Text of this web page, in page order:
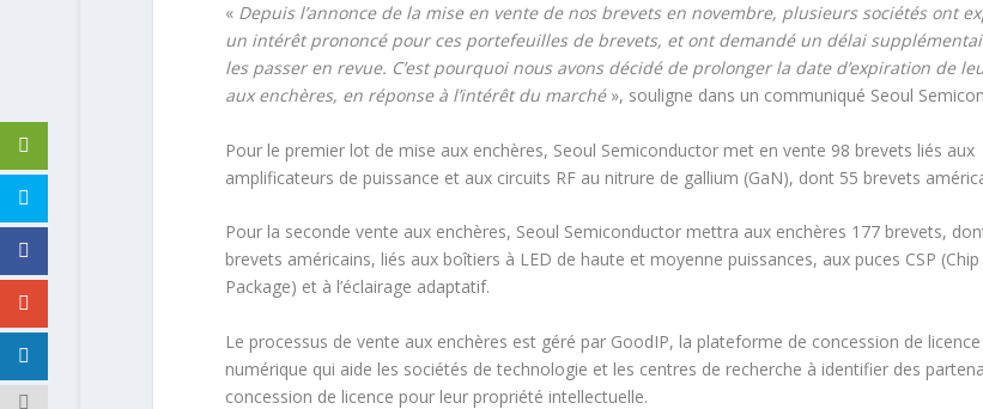
« Depuis l’annonce de la mise en vente de nos brevets en novembre, plusieurs sociétés ont
un intérêt prononcé pour ces portefeuilles de brevets, et ont demandé un délai
les passer en revue. C’est pourquoi nous avons décidé de prolonger la date d’expiration de
aux enchères, en réponse à l’intérêt du marché», souligne dans un communiqué Seoul
Pour le premier lot de mise aux enchères, Seoul Semiconductor met en vente 98 brevets liés aux
amplificateurs de puissance et aux circuits RF au nitrure de gallium (GaN), dont 55 brevets
Pour la seconde vente aux enchères, Seoul Semiconductor mettra aux enchères 177 brevets,
brevets américains, liés aux boîtiers à LED de haute et moyenne puissances, aux puces CSP (Chip
Package) et à l’éclairage adaptatif.
Le processus de vente aux enchères est géré par GoodIP, la plateforme de concession de licence
numérique qui aide les sociétés de technologie et les centres de recherche à identifier des
concession de licence pour leur propriété intellectuelle.